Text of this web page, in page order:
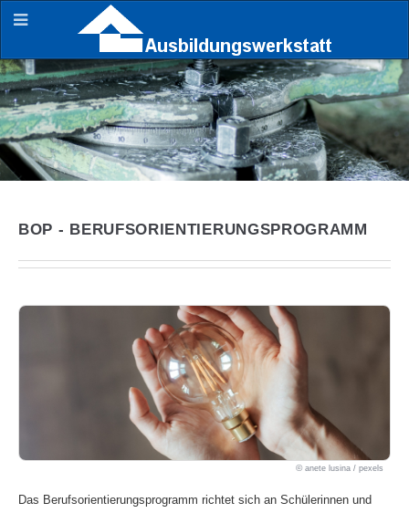
BOP - BERUFSORIENTIERUNGSPROGRAMM
anete lusina / pexels
Das Berufsorientierungsprogramm richtet sich an Schülerinnen und